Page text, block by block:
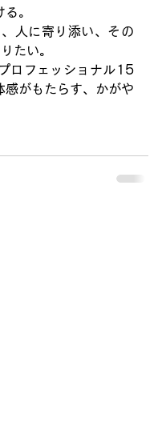
る。
人に寄り添い、その
たい。
ロフェッショナル15
感がもたらす、かがや